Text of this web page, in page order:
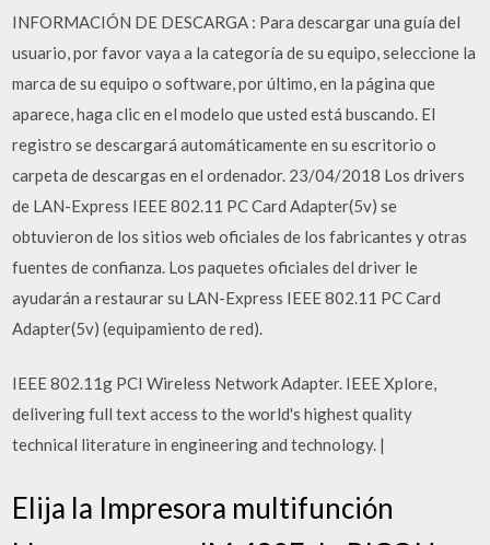
INFORMACIÓN DE DESCARGA : Para descargar una guía del
usuario, por favor vaya a la categoría de su equipo, seleccione la
marca de su equipo o software, por último, en la página que
aparece, haga clic en el modelo que usted está buscando. El
registro se descargará automáticamente en su escritorio o
carpeta de descargas en el ordenador. 23/04/2018 Los drivers
de LAN-Express IEEE 802.11 PC Card Adapter(5v) se
obtuvieron de los sitios web oficiales de los fabricantes y otras
fuentes de confianza. Los paquetes oficiales del driver le
ayudarán a restaurar su LAN-Express IEEE 802.11 PC Card
Adapter(5v) (equipamiento de red).
IEEE 802.11g PCI Wireless Network Adapter. IEEE Xplore,
delivering full text access to the world's highest quality
technical literature in engineering and technology. |
Elija la Impresora multifunción